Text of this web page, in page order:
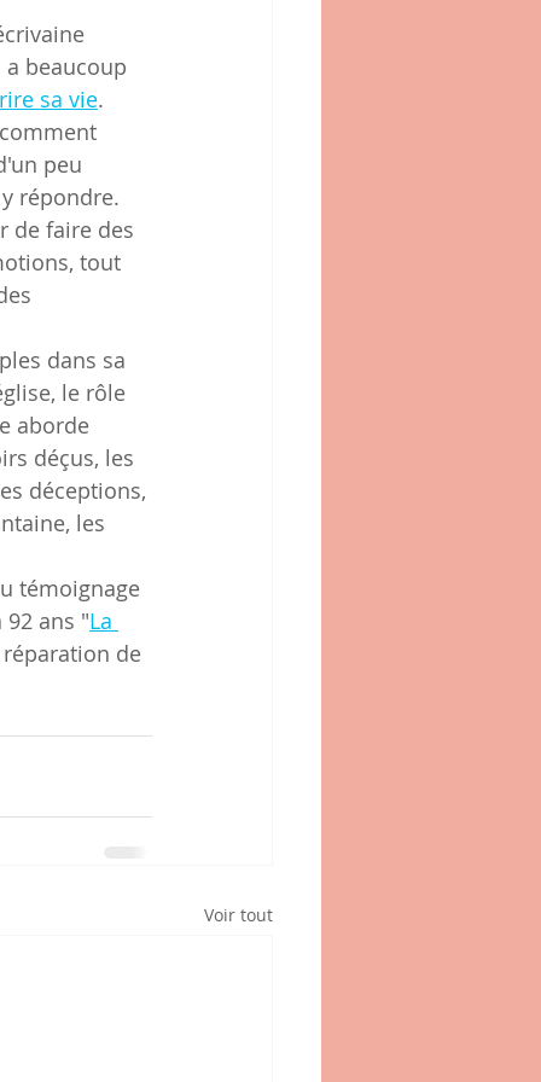
beaucoup
sa vie.
peu
répondre.
de faire des
tout
dans sa
le rôle
aborde
déçus, les
déceptions,
les
témoignage
ans "La
de
Voir tout